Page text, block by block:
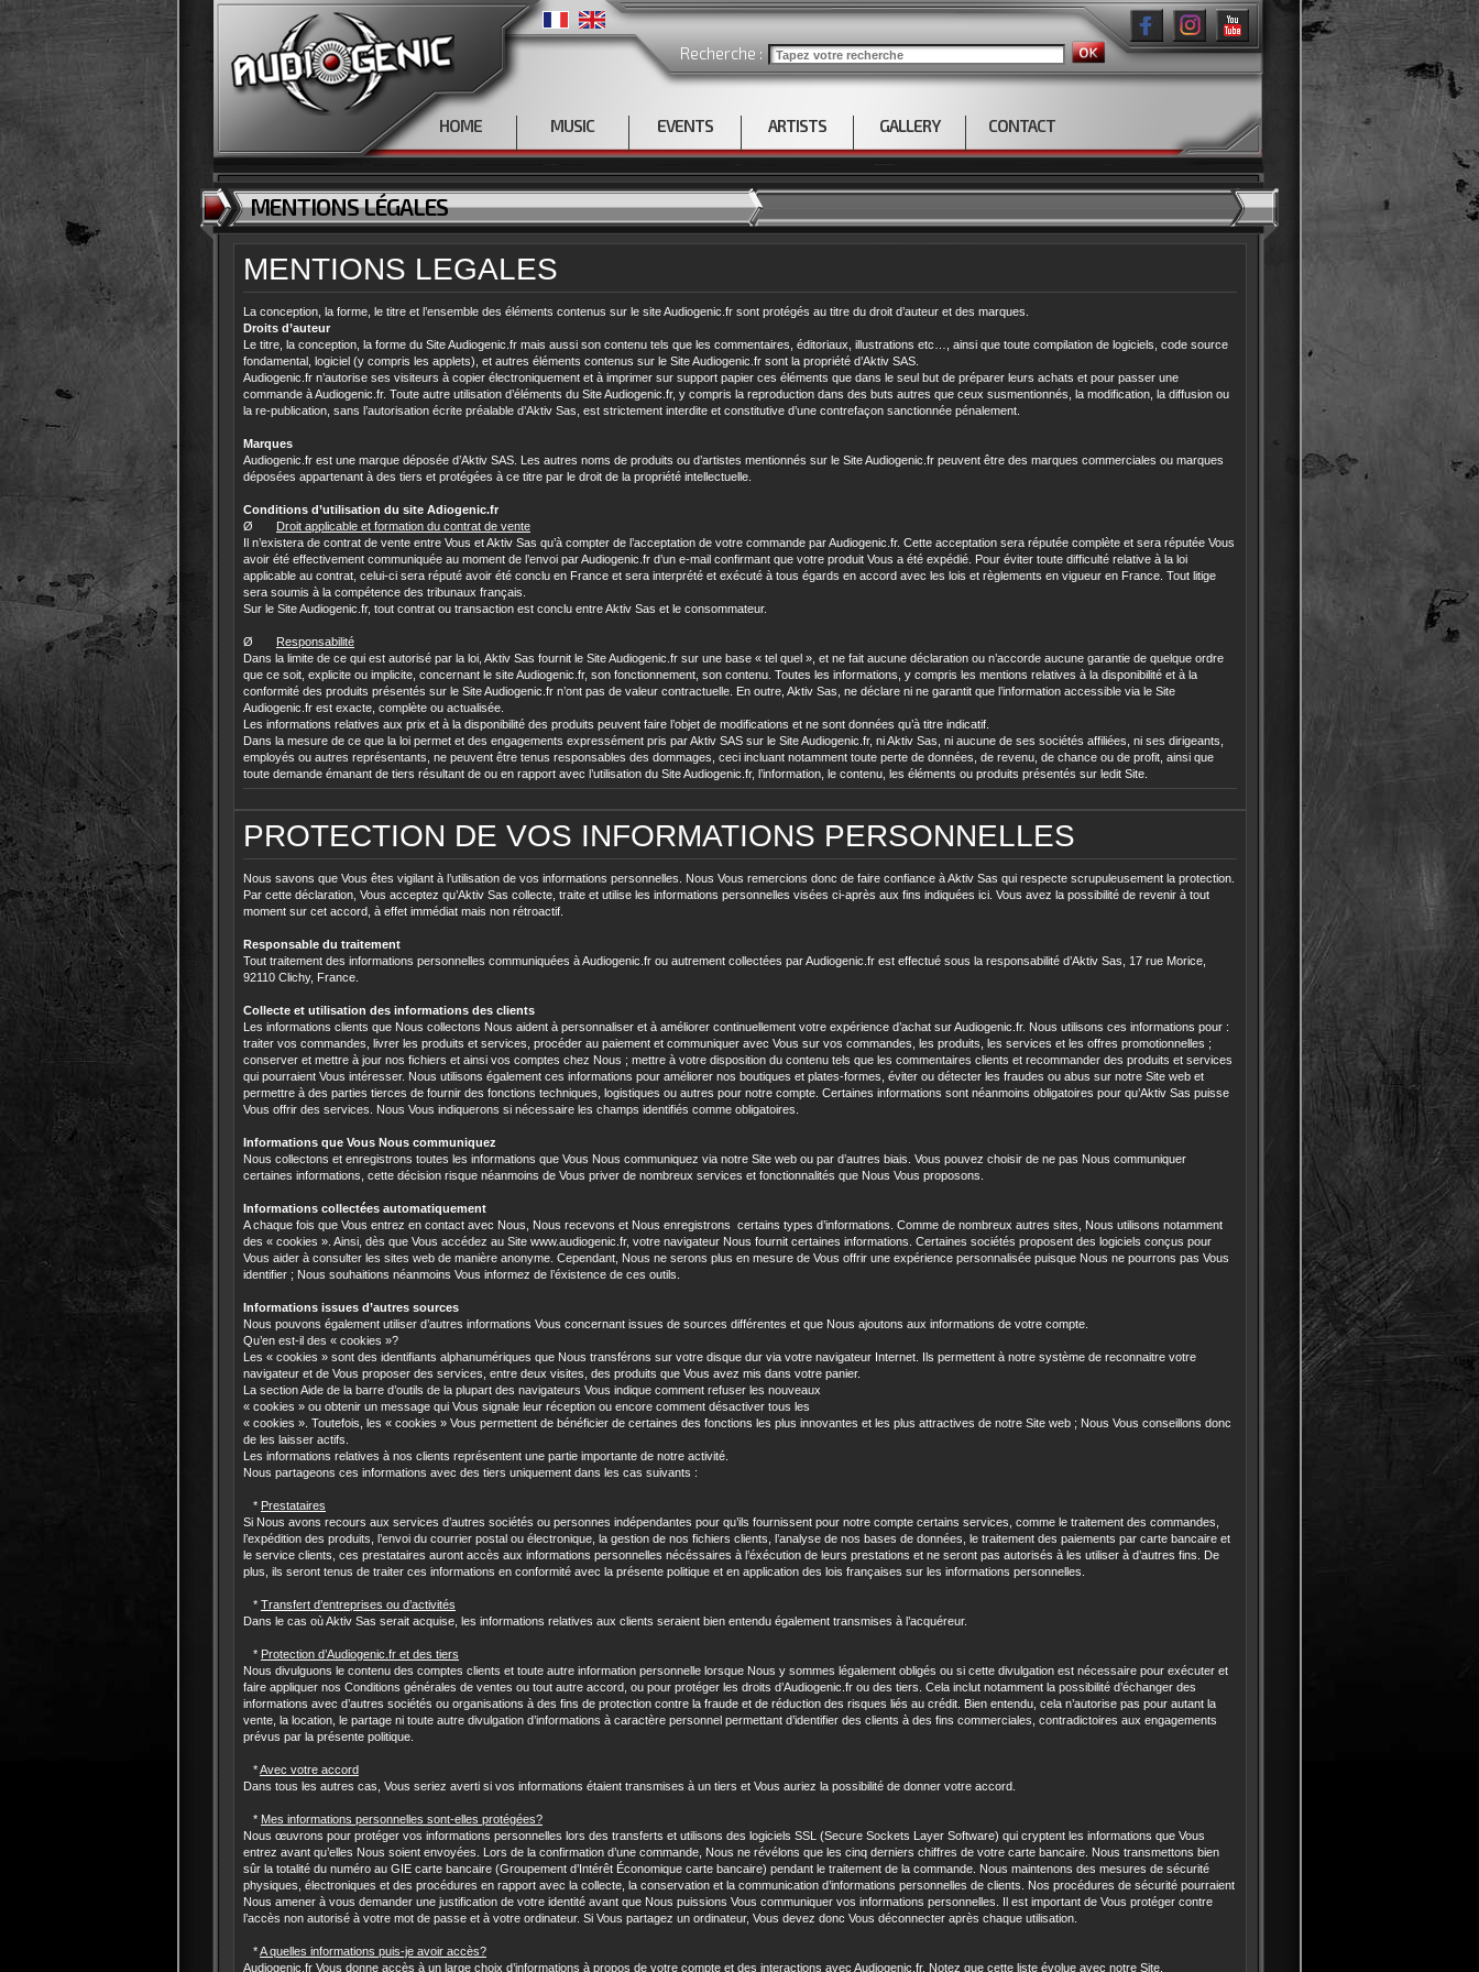
Recherche :
HOME MUSIC EVENTS ARTISTS GALLERY CONTACT
MENTIONS LÉGALES
MENTIONS LEGALES
La conception, la forme, le titre et l’ensemble des éléments contenus sur le site Audiogenic.fr sont protégés au titre du droit d’auteur et des marques.
Droits d’auteur
Le titre, la conception, la forme du Site Audiogenic.fr mais aussi son contenu tels que les commentaires, éditoriaux, illustrations etc…, ainsi que toute compilation de logiciels, code source
fondamental, logiciel (y compris les applets), et autres éléments contenus sur le Site Audiogenic.fr sont la propriété d’Aktiv SAS.
Audiogenic.fr n’autorise ses visiteurs à copier électroniquement et à imprimer sur support papier ces éléments que dans le seul but de préparer leurs achats et pour passer une
commande à Audiogenic.fr. Toute autre utilisation d’éléments du Site Audiogenic.fr, y compris la reproduction dans des buts autres que ceux susmentionnés, la modification, la diffusion ou
la re-publication, sans l’autorisation écrite préalable d’Aktiv Sas, est strictement interdite et constitutive d’une contrefaçon sanctionnée pénalement.
Marques
Audiogenic.fr est une marque déposée d’Aktiv SAS. Les autres noms de produits ou d’artistes mentionnés sur le Site Audiogenic.fr peuvent être des marques commerciales ou marques
déposées appartenant à des tiers et protégées à ce titre par le droit de la propriété intellectuelle.
Conditions d’utilisation du site Adiogenic.fr
Ø Droit applicable et formation du contrat de vente
Il n’existera de contrat de vente entre Vous et Aktiv Sas qu’à compter de l’acceptation de votre commande par Audiogenic.fr. Cette acceptation sera réputée complète et sera réputée Vous
avoir été effectivement communiquée au moment de l’envoi par Audiogenic.fr d’un e-mail confirmant que votre produit Vous a été expédié. Pour éviter toute difficulté relative à la loi
applicable au contrat, celui-ci sera réputé avoir été conclu en France et sera interprété et exécuté à tous égards en accord avec les lois et règlements en vigueur en France. Tout litige
sera soumis à la compétence des tribunaux français.
Sur le Site Audiogenic.fr, tout contrat ou transaction est conclu entre Aktiv Sas et le consommateur.
Ø Responsabilité
Dans la limite de ce qui est autorisé par la loi, Aktiv Sas fournit le Site Audiogenic.fr sur une base « tel quel », et ne fait aucune déclaration ou n’accorde aucune garantie de quelque ordre
que ce soit, explicite ou implicite, concernant le site Audiogenic.fr, son fonctionnement, son contenu. Toutes les informations, y compris les mentions relatives à la disponibilité et à la
conformité des produits présentés sur le Site Audiogenic.fr n’ont pas de valeur contractuelle. En outre, Aktiv Sas, ne déclare ni ne garantit que l’information accessible via le Site
Audiogenic.fr est exacte, complète ou actualisée.
Les informations relatives aux prix et à la disponibilité des produits peuvent faire l’objet de modifications et ne sont données qu’à titre indicatif.
Dans la mesure de ce que la loi permet et des engagements expressément pris par Aktiv SAS sur le Site Audiogenic.fr, ni Aktiv Sas, ni aucune de ses sociétés affiliées, ni ses dirigeants,
employés ou autres représentants, ne peuvent être tenus responsables des dommages, ceci incluant notamment toute perte de données, de revenu, de chance ou de profit, ainsi que
toute demande émanant de tiers résultant de ou en rapport avec l’utilisation du Site Audiogenic.fr, l’information, le contenu, les éléments ou produits présentés sur ledit Site.
PROTECTION DE VOS INFORMATIONS PERSONNELLES
Nous savons que Vous êtes vigilant à l’utilisation de vos informations personnelles. Nous Vous remercions donc de faire confiance à Aktiv Sas qui respecte scrupuleusement la protection.
Par cette déclaration, Vous acceptez qu’Aktiv Sas collecte, traite et utilise les informations personnelles visées ci-après aux fins indiquées ici. Vous avez la possibilité de revenir à tout
moment sur cet accord, à effet immédiat mais non rétroactif.
Responsable du traitement
Tout traitement des informations personnelles communiquées à Audiogenic.fr ou autrement collectées par Audiogenic.fr est effectué sous la responsabilité d’Aktiv Sas, 17 rue Morice,
92110 Clichy, France.
Collecte et utilisation des informations des clients
Les informations clients que Nous collectons Nous aident à personnaliser et à améliorer continuellement votre expérience d’achat sur Audiogenic.fr. Nous utilisons ces informations pour :
traiter vos commandes, livrer les produits et services, procéder au paiement et communiquer avec Vous sur vos commandes, les produits, les services et les offres promotionnelles ;
conserver et mettre à jour nos fichiers et ainsi vos comptes chez Nous ; mettre à votre disposition du contenu tels que les commentaires clients et recommander des produits et services
qui pourraient Vous intéresser. Nous utilisons également ces informations pour améliorer nos boutiques et plates-formes, éviter ou détecter les fraudes ou abus sur notre Site web et
permettre à des parties tierces de fournir des fonctions techniques, logistiques ou autres pour notre compte. Certaines informations sont néanmoins obligatoires pour qu’Aktiv Sas puisse
Vous offrir des services. Nous Vous indiquerons si nécessaire les champs identifiés comme obligatoires.
Informations que Vous Nous communiquez
Nous collectons et enregistrons toutes les informations que Vous Nous communiquez via notre Site web ou par d’autres biais. Vous pouvez choisir de ne pas Nous communiquer
certaines informations, cette décision risque néanmoins de Vous priver de nombreux services et fonctionnalités que Nous Vous proposons.
Informations collectées automatiquement
A chaque fois que Vous entrez en contact avec Nous, Nous recevons et Nous enregistrons certains types d’informations. Comme de nombreux autres sites, Nous utilisons notamment
des « cookies ». Ainsi, dès que Vous accédez au Site www.audiogenic.fr, votre navigateur Nous fournit certaines informations. Certaines sociétés proposent des logiciels conçus pour
Vous aider à consulter les sites web de manière anonyme. Cependant, Nous ne serons plus en mesure de Vous offrir une expérience personnalisée puisque Nous ne pourrons pas Vous
identifier ; Nous souhaitions néanmoins Vous informez de l’éxistence de ces outils.
Informations issues d’autres sources
Nous pouvons également utiliser d’autres informations Vous concernant issues de sources différentes et que Nous ajoutons aux informations de votre compte.
Qu’en est-il des « cookies »?
Les « cookies » sont des identifiants alphanumériques que Nous transférons sur votre disque dur via votre navigateur Internet. Ils permettent à notre système de reconnaitre votre
navigateur et de Vous proposer des services, entre deux visites, des produits que Vous avez mis dans votre panier.
La section Aide de la barre d’outils de la plupart des navigateurs Vous indique comment refuser les nouveaux
« cookies » ou obtenir un message qui Vous signale leur réception ou encore comment désactiver tous les
« cookies ». Toutefois, les « cookies » Vous permettent de bénéficier de certaines des fonctions les plus innovantes et les plus attractives de notre Site web ; Nous Vous conseillons donc
de les laisser actifs.
Les informations relatives à nos clients représentent une partie importante de notre activité.
Nous partageons ces informations avec des tiers uniquement dans les cas suivants :
* Prestataires
Si Nous avons recours aux services d’autres sociétés ou personnes indépendantes pour qu’ils fournissent pour notre compte certains services, comme le traitement des commandes,
l’expédition des produits, l’envoi du courrier postal ou électronique, la gestion de nos fichiers clients, l’analyse de nos bases de données, le traitement des paiements par carte bancaire et
le service clients, ces prestataires auront accès aux informations personnelles nécéssaires à l’éxécution de leurs prestations et ne seront pas autorisés à les utiliser à d’autres fins. De
plus, ils seront tenus de traiter ces informations en conformité avec la présente politique et en application des lois françaises sur les informations personnelles.
* Transfert d’entreprises ou d’activités
Dans le cas où Aktiv Sas serait acquise, les informations relatives aux clients seraient bien entendu également transmises à l’acquéreur.
* Protection d’Audiogenic.fr et des tiers
Nous divulguons le contenu des comptes clients et toute autre information personnelle lorsque Nous y sommes légalement obligés ou si cette divulgation est nécessaire pour exécuter et
faire appliquer nos Conditions générales de ventes ou tout autre accord, ou pour protéger les droits d’Audiogenic.fr ou des tiers. Cela inclut notamment la possibilité d’échanger des
informations avec d’autres sociétés ou organisations à des fins de protection contre la fraude et de réduction des risques liés au crédit. Bien entendu, cela n’autorise pas pour autant la
vente, la location, le partage ni toute autre divulgation d’informations à caractère personnel permettant d’identifier des clients à des fins commerciales, contradictoires aux engagements
prévus par la présente politique.
*Avec votre accord
Dans tous les autres cas, Vous seriez averti si vos informations étaient transmises à un tiers et Vous auriez la possibilité de donner votre accord.
* Mes informations personnelles sont-elles protégées?
Nous œuvrons pour protéger vos informations personnelles lors des transferts et utilisons des logiciels SSL (Secure Sockets Layer Software) qui cryptent les informations que Vous
entrez avant qu’elles Nous soient envoyées. Lors de la confirmation d’une commande, Nous ne révélons que les cinq derniers chiffres de votre carte bancaire. Nous transmettons bien
sûr la totalité du numéro au GIE carte bancaire (Groupement d’Intérêt Économique carte bancaire) pendant le traitement de la commande. Nous maintenons des mesures de sécurité
physiques, électroniques et des procédures en rapport avec la collecte, la conservation et la communication d’informations personnelles de clients. Nos procédures de sécurité pourraient
Nous amener à vous demander une justification de votre identité avant que Nous puissions Vous communiquer vos informations personnelles. Il est important de Vous protéger contre
l’accès non autorisé à votre mot de passe et à votre ordinateur. Si Vous partagez un ordinateur, Vous devez donc Vous déconnecter après chaque utilisation.
*A quelles informations puis-je avoir accès?
Audiogenic.fr Vous donne accès à un large choix d’informations à propos de votre compte et des interactions avec Audiogenic.fr. Notez que cette liste évolue avec notre Site.